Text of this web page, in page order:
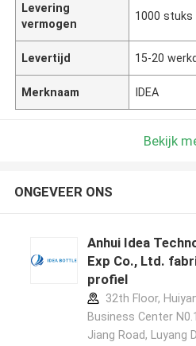
Levering
vermogen
1000 stuks
Levertijd 15-20
Merknaam IDEA
Bekijk
ONGEVEER ONS
Anhui Idea
Exp Co., Ltd.
profiel
32th Floor,
Business Center
Jiang Road, Luyang